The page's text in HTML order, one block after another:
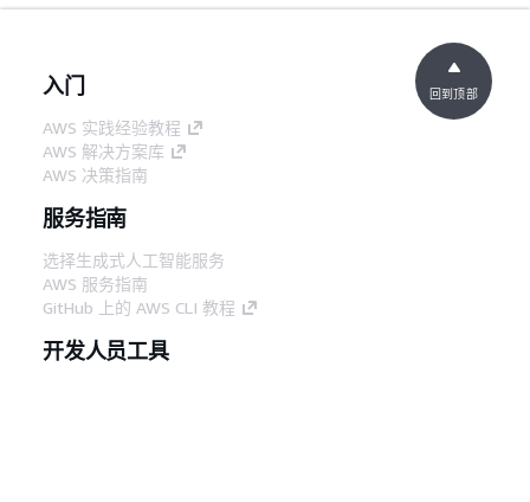
入门
AWS 实践经验教程
AWS 解决方案库
AWS 决策指南
服务指南
选择生成式人工智能服务
AWS 服务指南
GitHub 上的 AWS CLI 教程
开发人员工具
回到顶部